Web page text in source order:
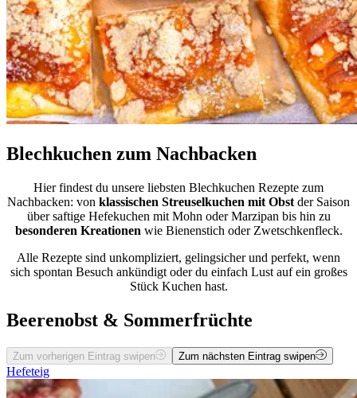
Blechkuchen zum Nachbacken
Hier findest du unsere liebsten Blechkuchen Rezepte zum
Nachbacken: von klassischen Streuselkuchen mit Obst der Saison
über saftige Hefekuchen mit Mohn oder Marzipan bis hin zu
besonderen Kreationen wie Bienenstich oder Zwetschkenfleck.
Alle Rezepte sind unkompliziert, gelingsicher und perfekt, wenn
sich spontan Besuch ankündigt oder du einfach Lust auf ein großes
Stück Kuchen hast.
Beerenobst & Sommerfrüchte
Zum vorherigen Eintrag swipen Zum nächsten Eintrag swipen
Hefeteig